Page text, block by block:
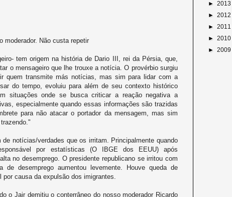
moderador. Não custa repetir
tem origem na história de Dario III, rei da Pérsia, que,
o mensageiro que lhe trouxe a notícia. O provérbio surgiu
quem transmite más notícias, mas sim para lidar com a
do tempo, evoluiu para além de seu contexto histórico
situações onde se busca criticar a reação negativa a
especialmente quando essas informações são trazidas
para não atacar o portador da mensagem, mas sim
notícias/verdades que os irritam. Principalmente quando
por estatísticas (O IBGE dos EEUU) após
no desemprego. O presidente republicano se irritou com
desemprego aumentou levemente. Houve queda de
causa da expulsão dos imigrantes.
o Jair demitiu o conterrâneo do nosso moderador Ricardo
► 2013
► 2012
► 2011
► 2010
► 2009